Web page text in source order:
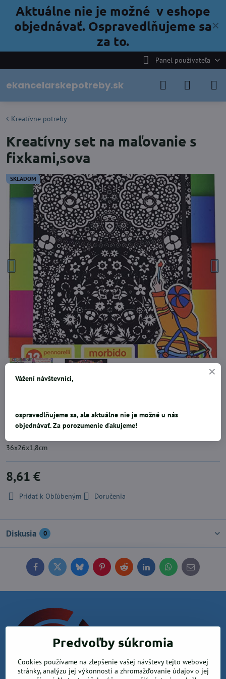
✕
Aktuálne nie je možné v eshope
objednávať. Ospravedlňujeme sa
za to.
Panel používateľa
ekancelarskepotreby.sk
SKLADOM
Kreatívne potreby
Kreatívny set na maľovanie s
fixkami,sova
Kreatívna sada na vymalovanie predlohy s motívom sovy. Sada
36x26x1,8cm
8,61 €
Pridať k Obľúbeným Doručenia
Diskusia 0
FacebookTwitterBlueskyPinterestReddit LinkedInWhatsApp
E-
mail
Predvoľby súkromia
Cookies používame na zlepšenie vašej návštevy tejto webovej
stránky, analýzu jej výkonnosti a zhromažďovanie údajov o jej
Vážení návštevníci,
ospravedlňujeme sa, ale aktuálne nie je možné u nás
objednávať. Za porozumenie ďakujeme!